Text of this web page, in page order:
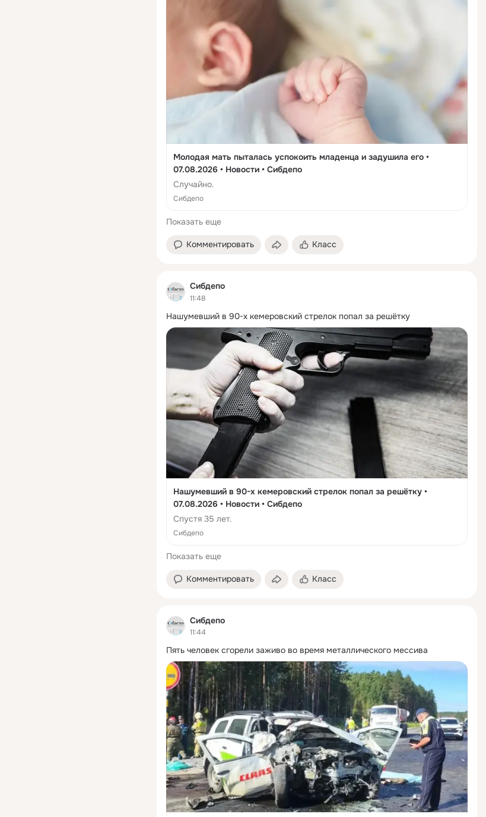
Молодая мать пыталась успокоить младенца и задушила его •
07.08.2026 • Новости • Сибдепо
Случайно.
Сибдепо
Показать еще
Комментировать Класс
Сибдепо
11:48
Нашумевший в 90-х кемеровский стрелок попал за решётку
Нашумевший в 90-х кемеровский стрелок попал за решётку •
07.08.2026 • Новости • Сибдепо
Спустя 35 лет.
Сибдепо
Показать еще
Комментировать Класс
Сибдепо
11:44
Пять человек сгорели заживо во время металлического мессива